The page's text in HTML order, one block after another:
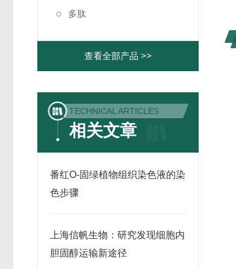
多肽
查看全部产品 >>
TECHNICAL ARTICLES
相关文章
番红O-固绿植物组织染色液的染
色步骤
上海信帆生物：研究发现细胞内
胆固醇运输新途径